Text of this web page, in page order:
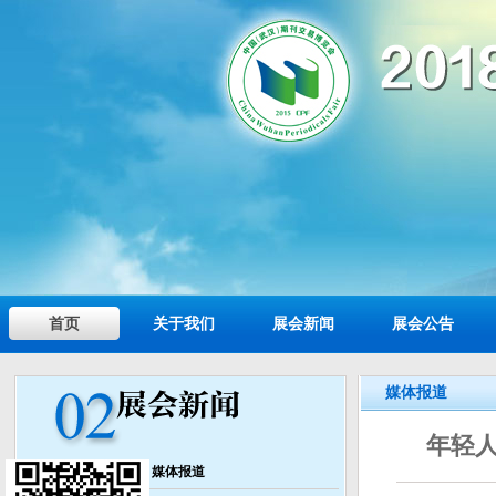
首页 关于我们 展会新闻 展会公告
媒体报道
媒体报道
年轻